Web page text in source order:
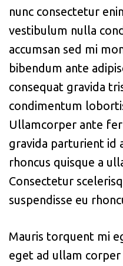
nunc consectetur
vestibulum nulla
accumsan sed mi
bibendum ante
consequat gravida
condimentum
Ullamcorper ante
gravida parturient id
rhoncus quisque a
Consectetur
suspendisse eu
Mauris torquent mi
eget ad ullam